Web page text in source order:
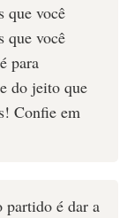
que você
que você
para
do jeito que
Confie em
partido é dar a